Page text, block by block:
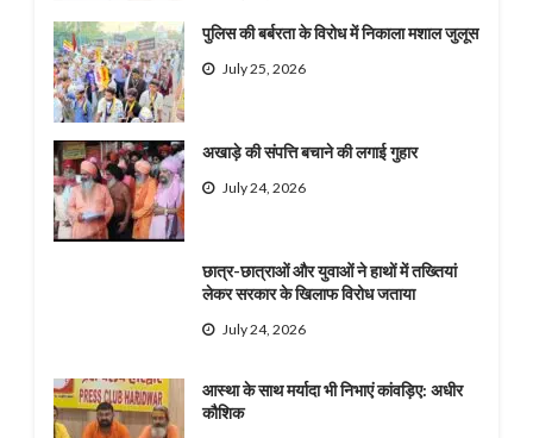
पुलिस की बर्बरता के विरोध में निकाला मशाल जुलूस
July 25, 2026
अखाड़े की संपत्ति बचाने की लगाई गुहार
July 24, 2026
छात्र-छात्राओं और युवाओं ने हाथों में तख्तियां
लेकर सरकार के खिलाफ विरोध जताया
July 24, 2026
आस्था के साथ मर्यादा भी निभाएं कांवड़िए: अधीर
कौशिक